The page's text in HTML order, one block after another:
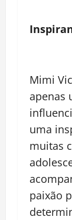
Mimi
apenas
uma
muitas
paixão